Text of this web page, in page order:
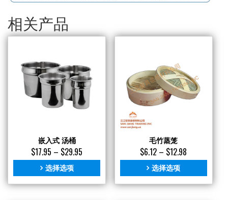
相关产品
嵌入式 汤桶
$17.95 – $29.95
选择选项
毛竹蒸笼
$6.12 – $12.98
选择选项